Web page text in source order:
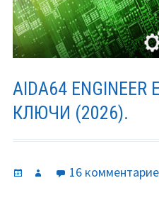
AIDA64
КЛЮЧИ (2026).
Опубликовано
Автор 16